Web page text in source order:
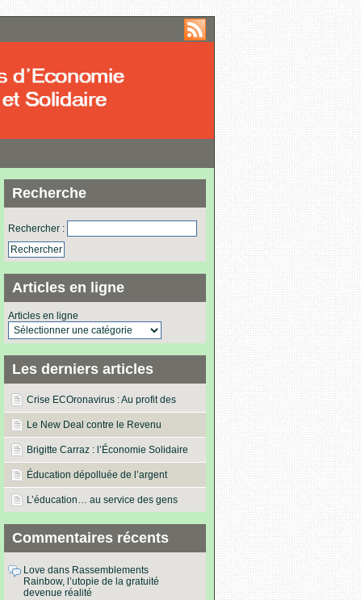
Recherche
Rechercher :
Articles en ligne
Articles en ligne
Les derniers articles
Crise ECOronavirus : Au profit des
banques ou des peuples ?
Le New Deal contre le Revenu
d’Existence
Brigitte Carraz : l’Économie Solidaire
dans les actes !
Éducation dépolluée de l’argent
L’éducation… au service des gens
Commentaires récents
Love dans Rassemblements
Rainbow, l’utopie de la gratuité
devenue réalité